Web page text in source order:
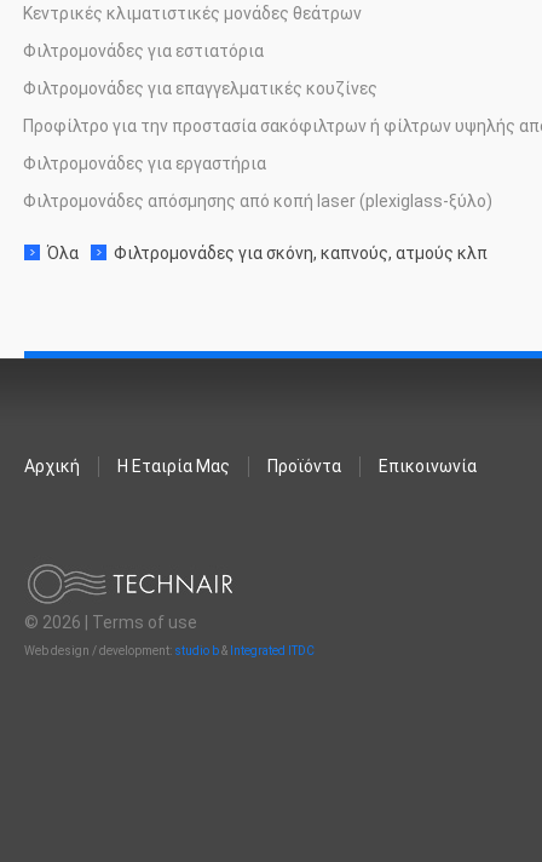
Κεντρικές κλιματιστικές μονάδες θεάτρων
Φιλτρομονάδες για εστιατόρια
Φιλτρομονάδες για επαγγελματικές κουζίνες
Προφίλτρο για την προστασία σακόφιλτρων ή φίλτρων υψηλής
Φιλτρομονάδες για εργαστήρια
Φιλτρομονάδες απόσμησης από κοπή laser (plexiglass-ξύλο)
Όλα Φιλτρομονάδες για σκόνη, καπνούς, ατμούς κλπ
Αρχική Η Εταιρία Μας Προϊόντα Επικοινωνία
© 2026 | Terms of use
Web design / development: studio b& Integrated ITDC